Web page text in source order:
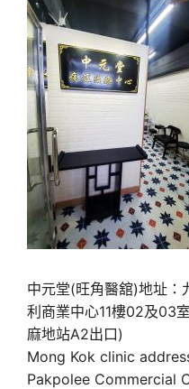
中元堂(旺角醫舘)地址：
利商業中心11樓02及03
麻地站A2出口)
Mong Kok clinic
Pakpolee Commercial